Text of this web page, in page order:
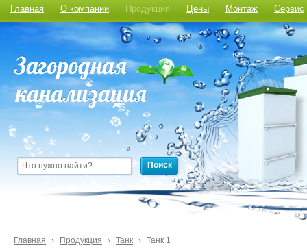
Главная О компании Продукция Цены Монтаж Сервис
Поиск
Главная › Продукция › Танк › Танк 1